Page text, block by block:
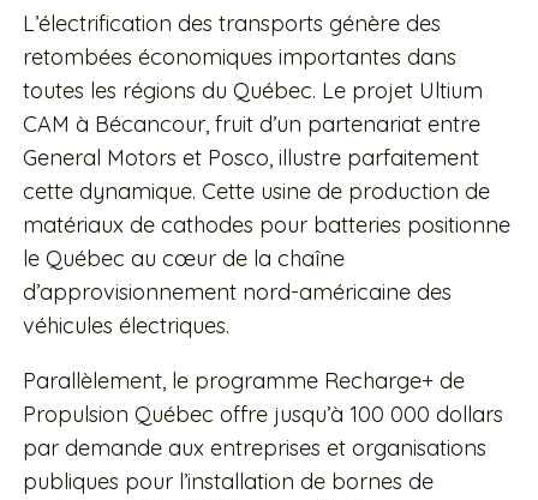
L’électrification des transports génère des
retombées économiques importantes dans
toutes les régions du Québec. Le projet Ultium
CAM à Bécancour, fruit d’un partenariat entre
General Motors et Posco, illustre parfaitement
cette dynamique. Cette usine de production de
matériaux de cathodes pour batteries positionne
le Québec au cœur de la chaîne
d’approvisionnement nord-américaine des
véhicules électriques.
Parallèlement, le programme Recharge+ de
Propulsion Québec offre jusqu’à 100 000 dollars
par demande aux entreprises et organisations
publiques pour l’installation de bornes de